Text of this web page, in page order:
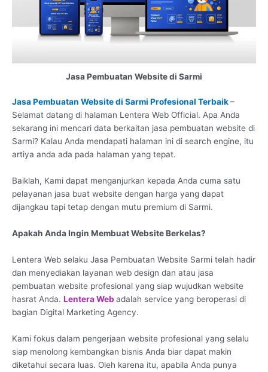
Jasa Pembuatan Website di Sarmi
Jasa Pembuatan Website di Sarmi Profesional Terbaik–
Selamat datang di halaman Lentera Web Official. Apa Anda
sekarang ini mencari data berkaitan jasa pembuatan website di
Sarmi? Kalau Anda mendapati halaman ini di search engine, itu
artiya anda ada pada halaman yang tepat.
Baiklah, Kami dapat menganjurkan kepada Anda cuma satu
pelayanan jasa buat website dengan harga yang dapat
dijangkau tapi tetap dengan mutu premium di Sarmi.
Apakah Anda Ingin Membuat Website Berkelas?
Lentera Web selaku Jasa Pembuatan Website Sarmi telah hadir
dan menyediakan layanan web design dan atau jasa
pembuatan website profesional yang siap wujudkan website
hasrat Anda. Lentera Web adalah service yang beroperasi di
bagian Digital Marketing Agency.
Kami fokus dalam pengerjaan website profesional yang selalu
siap menolong kembangkan bisnis Anda biar dapat makin
diketahui secara luas. Oleh karena itu, apabila Anda punya